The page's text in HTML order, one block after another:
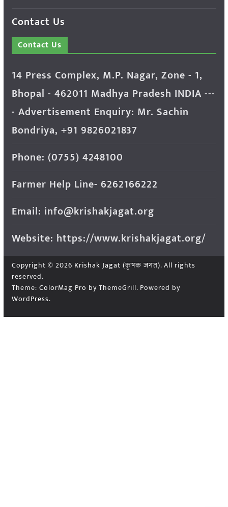
Contact Us
Contact Us
14 Press Complex, M.P. Nagar, Zone - 1,
Bhopal - 462011 Madhya Pradesh INDIA ---
- Advertisement Enquiry: Mr. Sachin
Bondriya, +91 9826021837
Phone: (0755) 4248100
Farmer Help Line- 6262166222
Email: info@krishakjagat.org
Website: https://www.krishakjagat.org/
Copyright © 2026 Krishak Jagat (कृषक जगत). All rights
reserved.
Theme: ColorMag Pro by ThemeGrill. Powered by
WordPress.